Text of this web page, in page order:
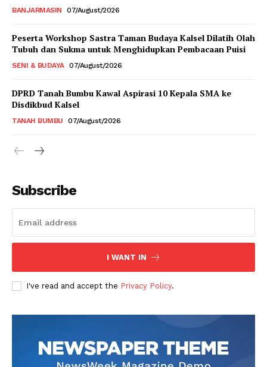
BANJARMASIN 07/August/2026
Peserta Workshop Sastra Taman Budaya Kalsel Dilatih Olah
Tubuh dan Sukma untuk Menghidupkan Pembacaan Puisi
SENI & BUDAYA 07/August/2026
DPRD Tanah Bumbu Kawal Aspirasi 10 Kepala SMA ke
Disdikbud Kalsel
TANAH BUMBU 07/August/2026
Subscribe
I WANT IN
I've read and accept the Privacy Policy.